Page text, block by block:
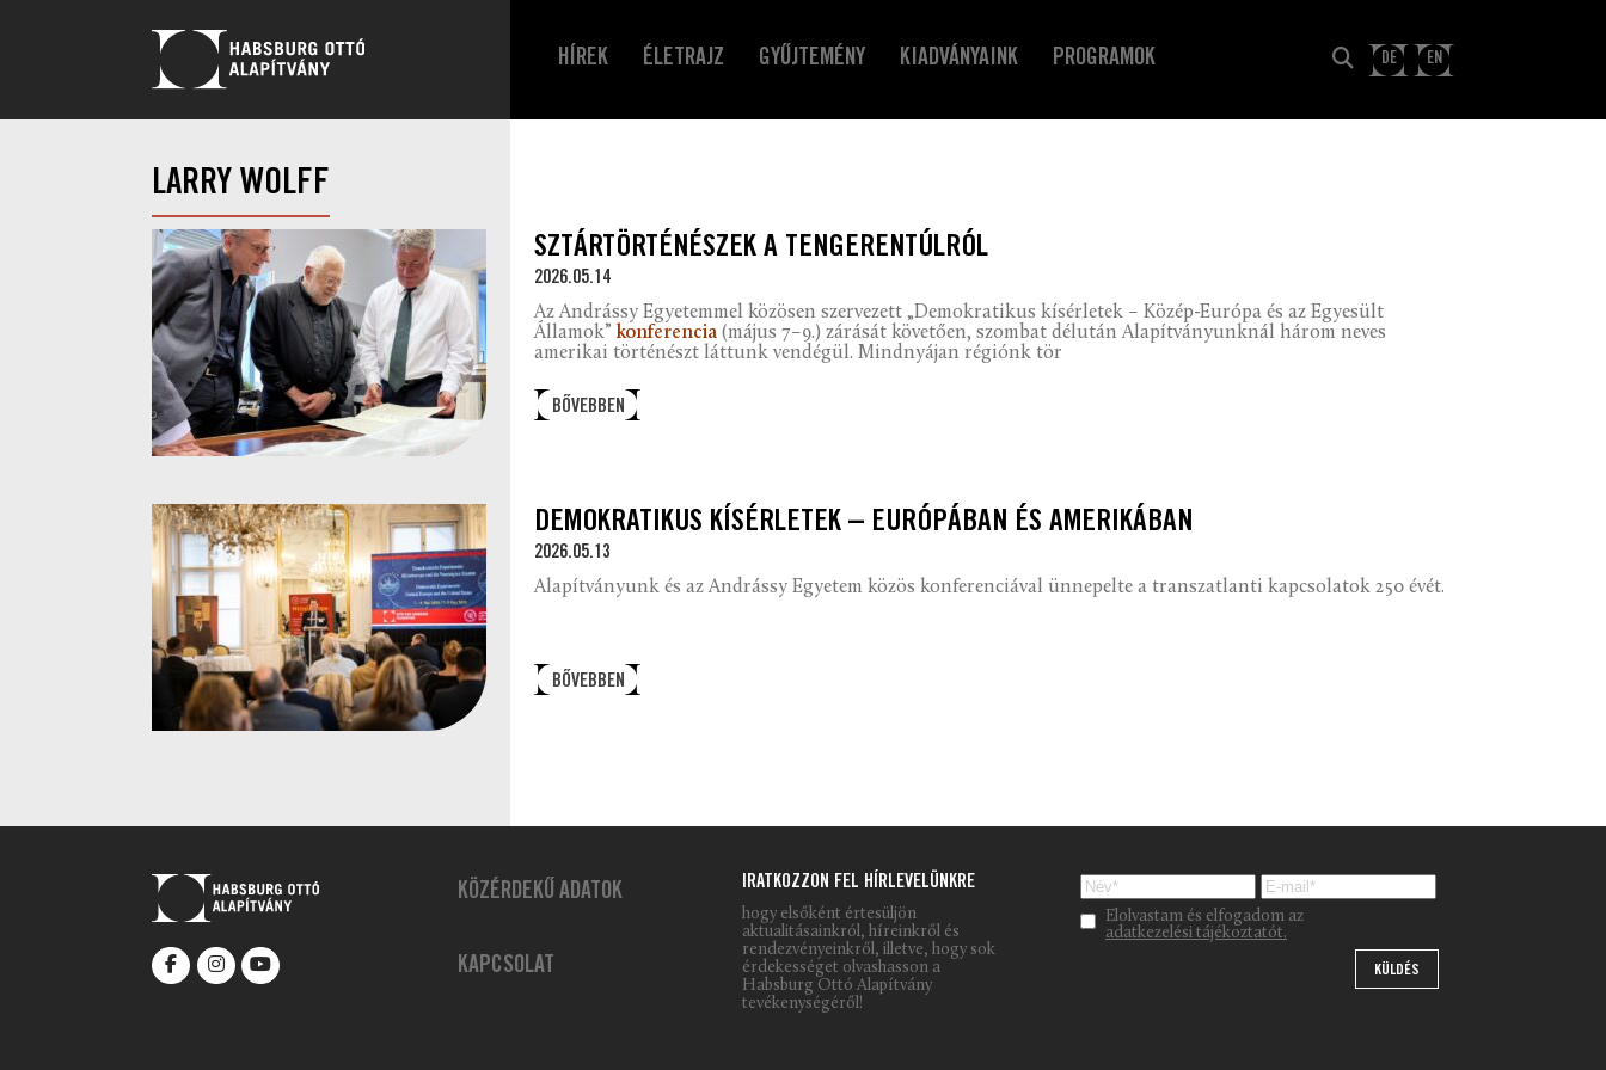
HÍREK ÉLETRAJZ GYŰJTEMÉNY KIADVÁNYAINK PROGRAMOK DE EN
LARRY WOLFF
SZTÁRTÖRTÉNÉSZEK A TENGERENTÚLRÓL
2026.05.14
Az Andrássy Egyetemmel közösen szervezett „Demokratikus kísérletek – Közép-Európa és az Egyesült
Államok” konferencia (május 7–9.) zárását követően, szombat délután Alapítványunknál három neves
amerikai történészt láttunk vendégül. Mindnyájan régiónk tör
BŐVEBBEN
DEMOKRATIKUS KÍSÉRLETEK – EURÓPÁBAN ÉS AMERIKÁBAN
2026.05.13
Alapítványunk és az Andrássy Egyetem közös konferenciával ünnepelte a transzatlanti kapcsolatok 250 évét.
BŐVEBBEN
KÖZÉRDEKŰ ADATOK
KAPCSOLAT
IRATKOZZON FEL HÍRLEVELÜNKRE
hogy elsőként értesüljön
aktualitásainkról, híreinkről és
rendezvényeinkről, illetve, hogy sok
érdekességet olvashasson a
Habsburg Ottó Alapítvány
tevékenységéről!
Please leave this field empty.
Elolvastam és elfogadom az
adatkezelési tájékoztatót.